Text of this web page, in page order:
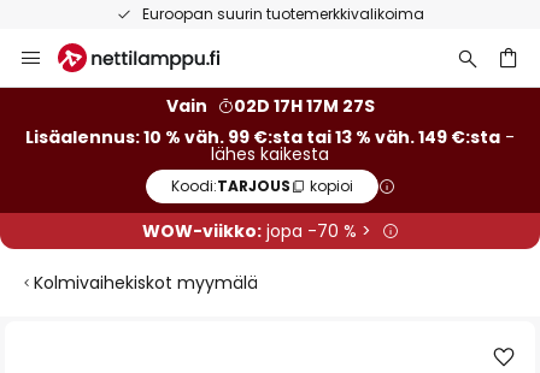
Euroopan suurin tuotemerkkivalikoima
to
Vain
02D 17H 17M 27S
Lisäalennus: 10 % väh. 99 €:sta tai 13 % väh. 149 €:sta -
lähes kaikesta
Koodi:TARJOUS kopioi
WOW-viikko:jopa -70 % >
Kolmivaihekiskot myymälä